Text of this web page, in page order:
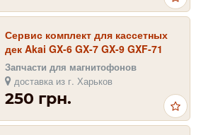
Сервис комплект для кассетных
дек Akai GX-6 GX-7 GX-9 GXF-71
GX-75 , GXF-91 , GX-95
Запчасти для магнитофонов
доставка из г. Харьков
250 грн.